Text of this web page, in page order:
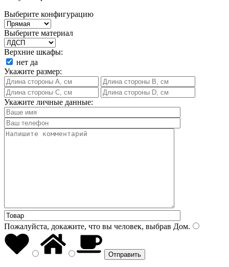
Выберите конфигурацию
Выберите материал
Верхние шкафы:
нет да
Укажите размер:
Укажите личные данные:
Пожалуйста, докажите, что вы человек, выбрав Дом.